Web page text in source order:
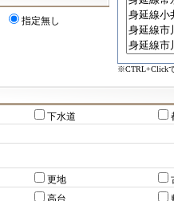
指定無し
※CTRL+Click
下水道
更地
高台